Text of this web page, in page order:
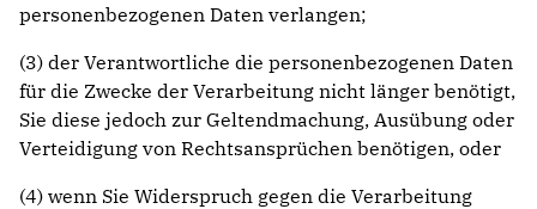
personenbezogenen Daten verlangen;
(3) der Verantwortliche die personenbezogenen Daten
für die Zwecke der Verarbeitung nicht länger benötigt,
Sie diese jedoch zur Geltendmachung, Ausübung oder
Verteidigung von Rechtsansprüchen benötigen, oder
(4) wenn Sie Widerspruch gegen die Verarbeitung